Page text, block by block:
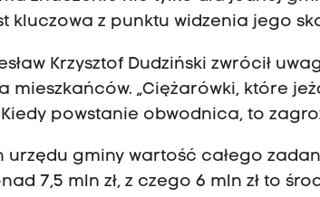
kluczowa z punktu widzenia jego
Krzysztof Dudziński zwrócił
mieszkańców. „Ciężarówki, które
powstanie obwodnica, to
urzędu gminy wartość całego
7,5 mln zł, z czego 6 mln zł to